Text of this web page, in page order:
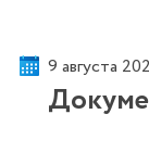
9 августа